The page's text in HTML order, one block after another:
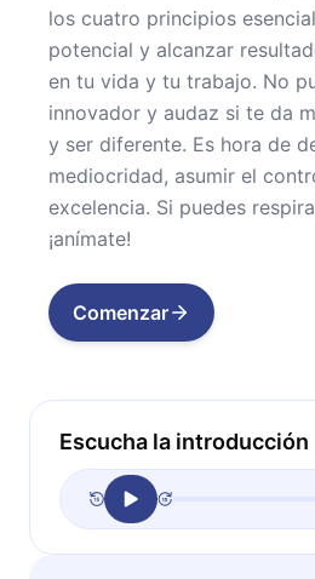
los cuatro principios
potencial y alcanzar
en tu vida y tu trabajo. No
innovador y audaz si te da
y ser diferente. Es hora de
mediocridad, asumir el
excelencia. Si puedes
¡anímate!
Comenzar
Escucha la introducción